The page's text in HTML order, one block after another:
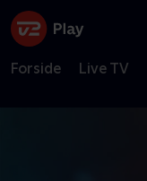
Forside Live TV